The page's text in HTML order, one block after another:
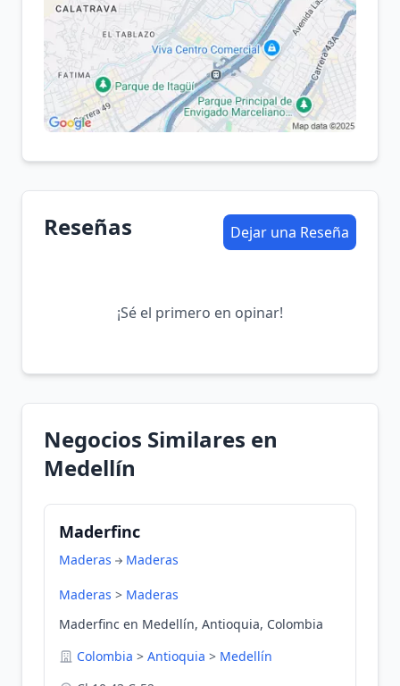
Reseñas Dejar una Reseña
¡Sé el primero en opinar!
Negocios Similares en
Medellín
Maderfinc
Maderas Maderas
Maderas > Maderas
Maderfinc en Medellín, Antioquia, Colombia
Colombia > Antioquia > Medellín